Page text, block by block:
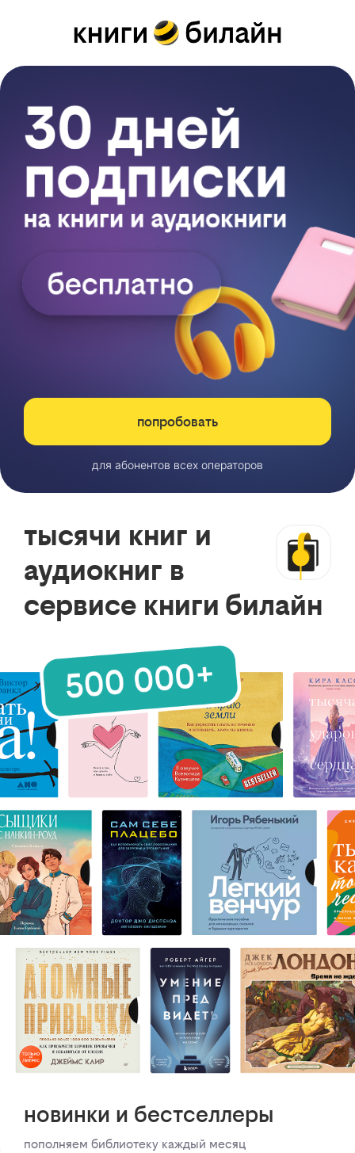
попробовать
для абонентов всех операторов
тысячи книг и
аудиокниг в
сервисе книги билайн
новинки и бестселлеры
пополняем библиотеку каждый месяц